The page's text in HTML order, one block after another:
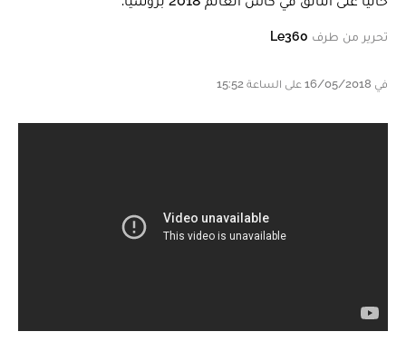
تحرير من طرف Le360
في 16/05/2018 على الساعة 15:52